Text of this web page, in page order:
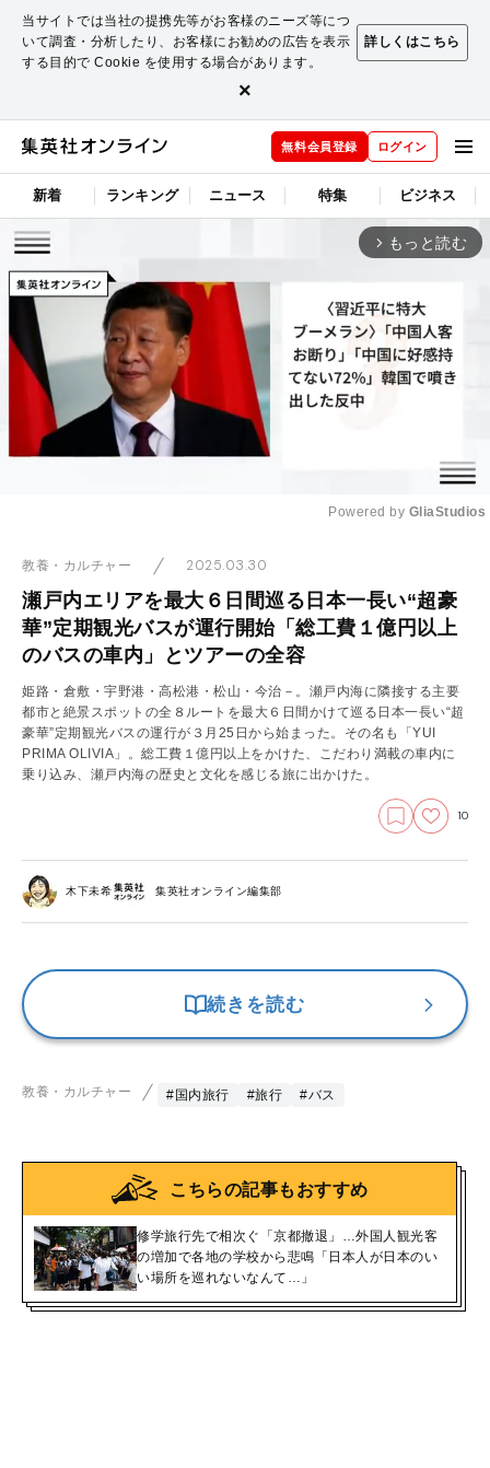
当サイトでは当社の提携先等がお客様のニーズ等につ
いて調査・分析したり、お客様にお勧めの広告を表示
する目的で Cookie を使用する場合があります。
詳しくはこちら
×
無料会員登録 ログイン
新着 ランキング ニュース 特集 ビジネス
arrow_forward_ios もっと読む
Powered by GliaStudios
教養・カルチャー 2025.03.30
瀬戸内エリアを最大６日間巡る日本一長い“超豪
華”定期観光バスが運行開始「総工費１億円以上
のバスの車内」とツアーの全容
姫路・倉敷・宇野港・高松港・松山・今治－。瀬戸内海に隣接する主要
都市と絶景スポットの全８ルートを最大６日間かけて巡る日本一長い“超
豪華”定期観光バスの運行が３月25日から始まった。その名も「YUI
PRIMA OLIVIA」。総工費１億円以上をかけた、こだわり満載の車内に
乗り込み、瀬戸内海の歴史と文化を感じる旅に出かけた。
10
木下未希 集英社オンライン編集部
続きを読む
教養・カルチャー #国内旅行 #旅行 #バス
こちらの記事もおすすめ
修学旅行先で相次ぐ「京都撤退」…外国人観光客
の増加で各地の学校から悲鳴「日本人が日本のい
い場所を巡れないなんて…」